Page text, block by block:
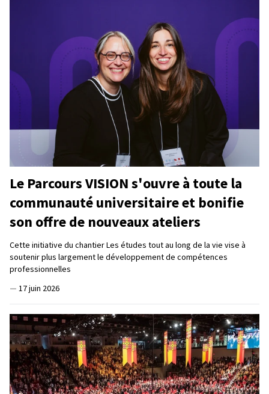
Le Parcours VISION s'ouvre à toute la
communauté universitaire et bonifie
son offre de nouveaux ateliers
Cette initiative du chantier Les études tout au long de la vie vise à
soutenir plus largement le développement de compétences
professionnelles
— 17 juin 2026